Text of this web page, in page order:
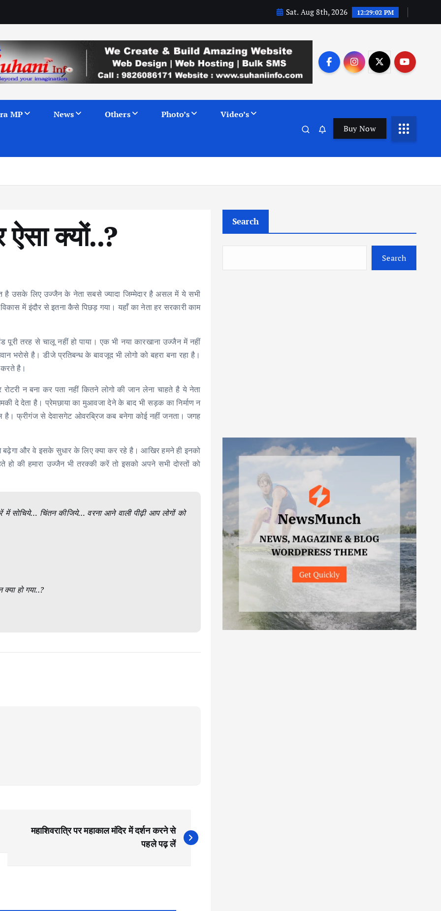
Sat. Aug 8th, 2026 12:29:03 PM
MP News Others Photo’s Video’s
Buy Now
क्यों..?
है उसके लिए उज्जैन के नेता सबसे ज्यादा जिम्मेदार है असल में ये सभी
में इंदौर से इतना कैसे पिछड़ गया। यहाँ का नेता हर सरकारी काम
तरह से चालू नहीं हो पाया। एक भी नया कारखाना उज्जैन में नहीं
है। डीजे प्रतिबन्ध के बावजूद भी लोगो को बहरा बना रहा है।
करते है।
न बना कर पता नहीं कितने लोगो की जान लेना चाहते है ये नेता
दे देता है। प्रेमछाया का मुआवजा देने के बाद भी सड़क का निर्माण न
है। फ्रीगंज से देवासगेट ओवरब्रिज कब बनेगा कोई नहीं जनता। जगह
और वे इसके सुधार के लिए क्या कर रहे है। आखिर हमने ही इनको
की हमारा उज्जैन भी तरक्की करें तो इसको अपने सभी दोस्तों को
सोचिये… चिंतन कीजिये… वरना आने वाली पीढ़ी आप लोगों को
हो गया..?
महाशिवरात्रि पर महाकाल मंदिर में दर्शन करने से
पहले पढ़ लें
Search
Search